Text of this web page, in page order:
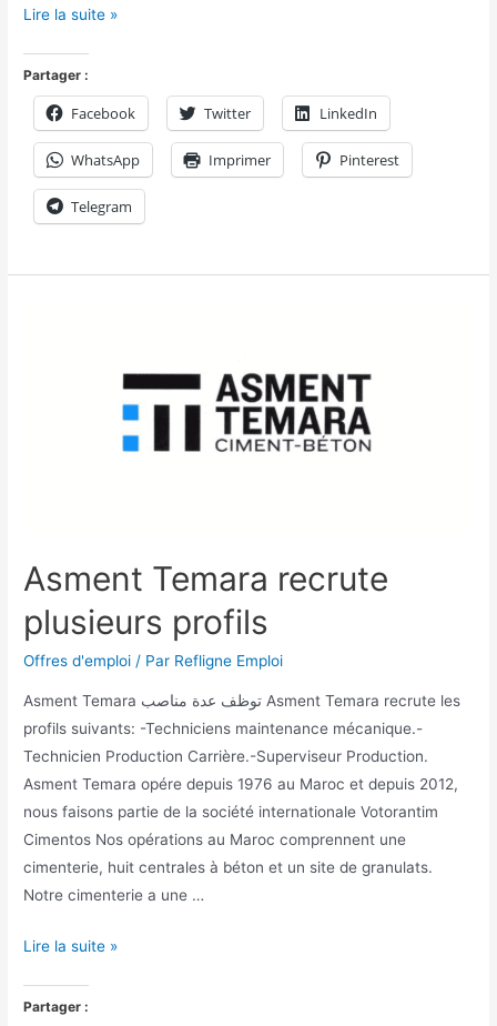
Lire la suite »
Partager :
Facebook Twitter LinkedIn
WhatsApp Imprimer Pinterest
Telegram
Asment Temara recrute
plusieurs profils
Offres d'emploi / Par Refligne Emploi
Asment Temara توظف عدة مناصب Asment Temara recrute les
profils suivants: -Techniciens maintenance mécanique.-
Technicien Production Carrière.-Superviseur Production.
Asment Temara opére depuis 1976 au Maroc et depuis 2012,
nous faisons partie de la société internationale Votorantim
Cimentos Nos opérations au Maroc comprennent une
cimenterie, huit centrales à béton et un site de granulats.
Notre cimenterie a une …
Lire la suite »
Partager :